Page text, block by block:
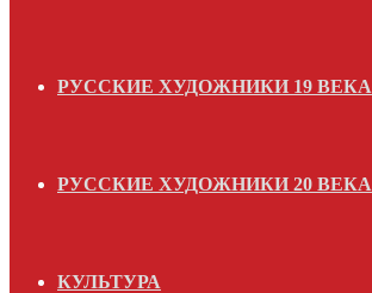
РУССКИЕ ХУДОЖНИКИ 19 ВЕКА
РУССКИЕ ХУДОЖНИКИ 20 ВЕКА
КУЛЬТУРА